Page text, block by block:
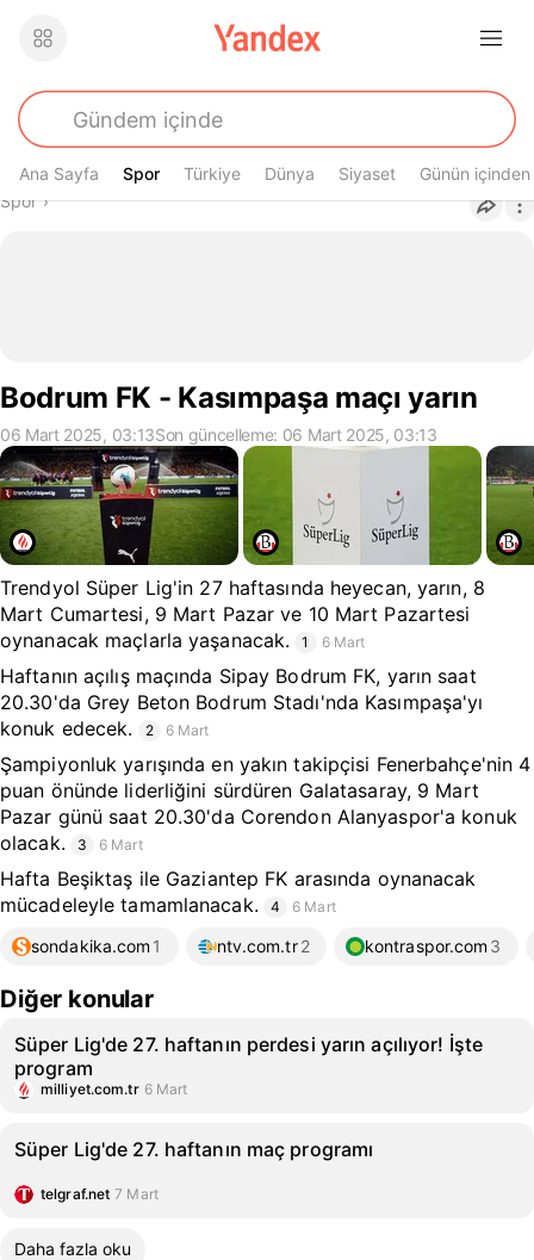
Ana Sayfa Spor
Spor Türkiye Dünya Siyaset Günün içinden
Buradasın
Spor›
Bodrum FK - Kasımpaşa maçı yarın
06 Mart 2025, 03:13Son güncelleme: 06 Mart 2025, 03:13
Trendyol Süper Lig'in 27 haftasında heyecan, yarın, 8
Mart Cumartesi, 9 Mart Pazar ve 10 Mart Pazartesi
oynanacak maçlarla yaşanacak.
1 6 Mart
Haftanın açılış maçında Sipay Bodrum FK, yarın saat
20.30'da Grey Beton Bodrum Stadı'nda Kasımpaşa'yı
konuk edecek.
2 6 Mart
Şampiyonluk yarışında en yakın takipçisi Fenerbahçe'nin 4
puan önünde liderliğini sürdüren Galatasaray, 9 Mart
Pazar günü saat 20.30'da Corendon Alanyaspor'a konuk
olacak.
3 6 Mart
Hafta Beşiktaş ile Gaziantep FK arasında oynanacak
mücadeleyle tamamlanacak.
4 6 Mart
sondakika.com 1 ntv.com.tr2 kontraspor.com 3
Diğer konular
Süper Lig'de 27. haftanın perdesi yarın açılıyor! İşte
program
milliyet.com.tr 6 Mart
Süper Lig'de 27. haftanın maç programı
telgraf.net 7 Mart
Daha fazla oku